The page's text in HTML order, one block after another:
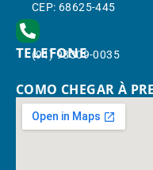
CEP: 68625-445
TELEFONE
(91) 98309-0035
COMO CHEGAR À